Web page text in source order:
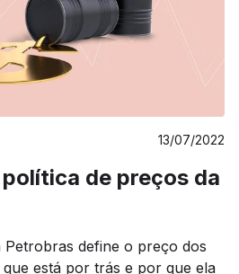
13/07/2022
de preços da
define o preço dos
está por trás e por que ela